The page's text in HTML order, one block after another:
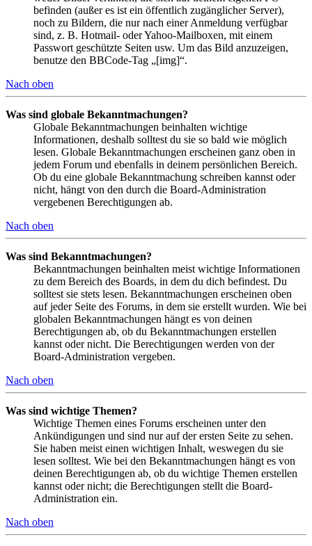
befinden (außer es ist ein öffentlich zugänglicher Server),
noch zu Bildern, die nur nach einer Anmeldung verfügbar
sind, z. B. Hotmail- oder Yahoo-Mailboxen, mit einem
Passwort geschützte Seiten usw. Um das Bild anzuzeigen,
benutze den BBCode-Tag „[img]“.
Nach oben
Was sind globale Bekanntmachungen?
Globale Bekanntmachungen beinhalten wichtige
Informationen, deshalb solltest du sie so bald wie möglich
lesen. Globale Bekanntmachungen erscheinen ganz oben in
jedem Forum und ebenfalls in deinem persönlichen Bereich.
Ob du eine globale Bekanntmachung schreiben kannst oder
nicht, hängt von den durch die Board-Administration
vergebenen Berechtigungen ab.
Nach oben
Was sind Bekanntmachungen?
Bekanntmachungen beinhalten meist wichtige Informationen
zu dem Bereich des Boards, in dem du dich befindest. Du
solltest sie stets lesen. Bekanntmachungen erscheinen oben
auf jeder Seite des Forums, in dem sie erstellt wurden. Wie bei
globalen Bekanntmachungen hängt es von deinen
Berechtigungen ab, ob du Bekanntmachungen erstellen
kannst oder nicht. Die Berechtigungen werden von der
Board-Administration vergeben.
Nach oben
Was sind wichtige Themen?
Wichtige Themen eines Forums erscheinen unter den
Ankündigungen und sind nur auf der ersten Seite zu sehen.
Sie haben meist einen wichtigen Inhalt, weswegen du sie
lesen solltest. Wie bei den Bekanntmachungen hängt es von
deinen Berechtigungen ab, ob du wichtige Themen erstellen
kannst oder nicht; die Berechtigungen stellt die Board-
Administration ein.
Nach oben